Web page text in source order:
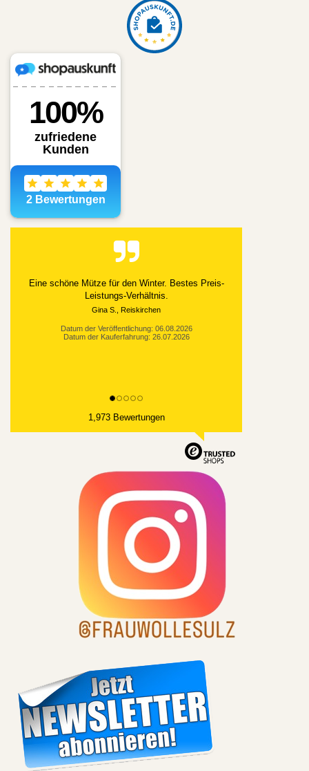
Eine schöne Mütze für den Winter. Bestes Preis-
Leistungs-Verhältnis.
Gina S., Reiskirchen
Datum der Veröffentlichung: 06.08.2026
Datum der Kauferfahrung: 26.07.2026
1,973 Bewertungen